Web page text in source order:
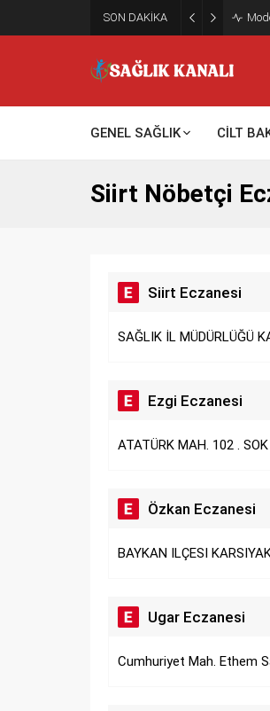
SON DAKİKA
GENEL SAĞLIK CİLT
Siirt Nöbetçi
Siirt Eczanesi
SAĞLIK İL MÜDÜRLÜĞÜ
Ezgi Eczanesi
ATATÜRK MAH. 102 .
Özkan Eczanesi
BAYKAN ILÇESI
Ugar Eczanesi
Cumhuriyet Mah. Ethem